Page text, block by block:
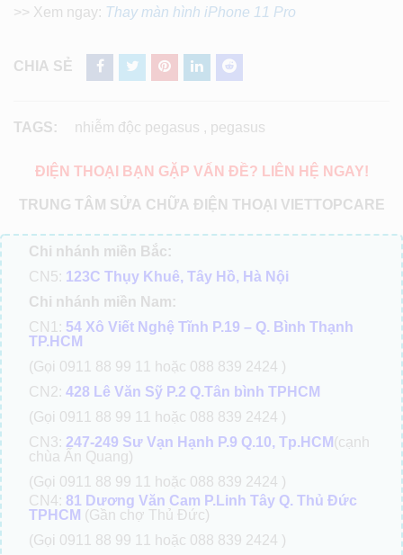
>> Xem ngay: Thay màn hình iPhone 11 Pro
CHIA SẺ
TAGS: nhiễm độc pegasus , pegasus
ĐIỆN THOẠI BẠN GẶP VẤN ĐỀ? LIÊN HỆ NGAY!
TRUNG TÂM SỬA CHỮA ĐIỆN THOẠI VIETTOPCARE
Chi nhánh miền Bắc:
CN5: 123C Thụy Khuê, Tây Hồ, Hà Nội
Chi nhánh miền Nam:
CN1: 54 Xô Viết Nghệ Tĩnh P.19 – Q. Bình Thạnh
TP.HCM
(Gọi 0911 88 99 11 hoặc 088 839 2424 )
CN2: 428 Lê Văn Sỹ P.2 Q.Tân bình TPHCM
(Gọi 0911 88 99 11 hoặc 088 839 2424 )
CN3: 247-249 Sư Vạn Hạnh P.9 Q.10, Tp.HCM (cạnh
chùa Ấn Quang)
(Gọi 0911 88 99 11 hoặc 088 839 2424 )
CN4: 81 Dương Văn Cam P.Linh Tây Q. Thủ Đức
TPHCM (Gần chợ Thủ Đức)
(Gọi 0911 88 99 11 hoặc 088 839 2424 )